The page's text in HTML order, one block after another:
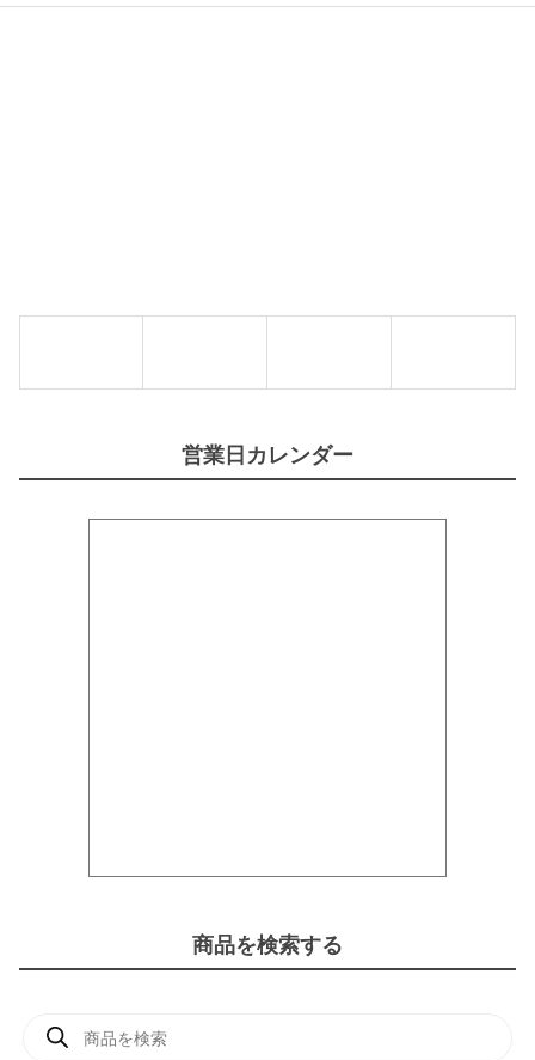
営業日カレンダー
商品を検索する